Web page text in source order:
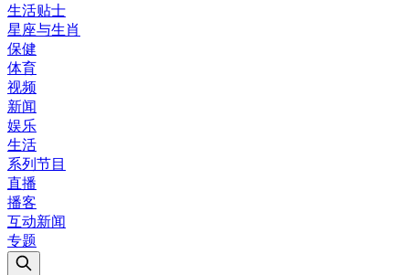
生活贴士
星座与生肖
保健
体育
视频
新闻
娱乐
生活
系列节目
直播
播客
互动新闻
专题